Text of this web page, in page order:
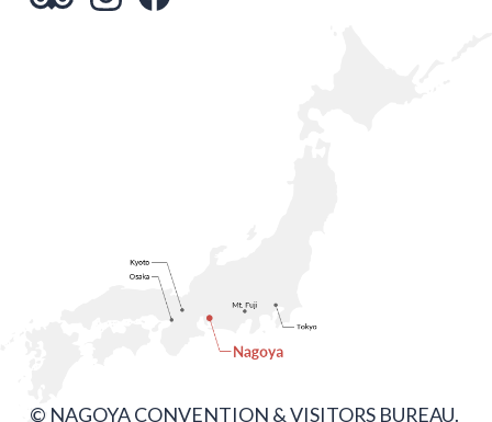
© NAGOYA CONVENTION & VISITORS BUREAU.